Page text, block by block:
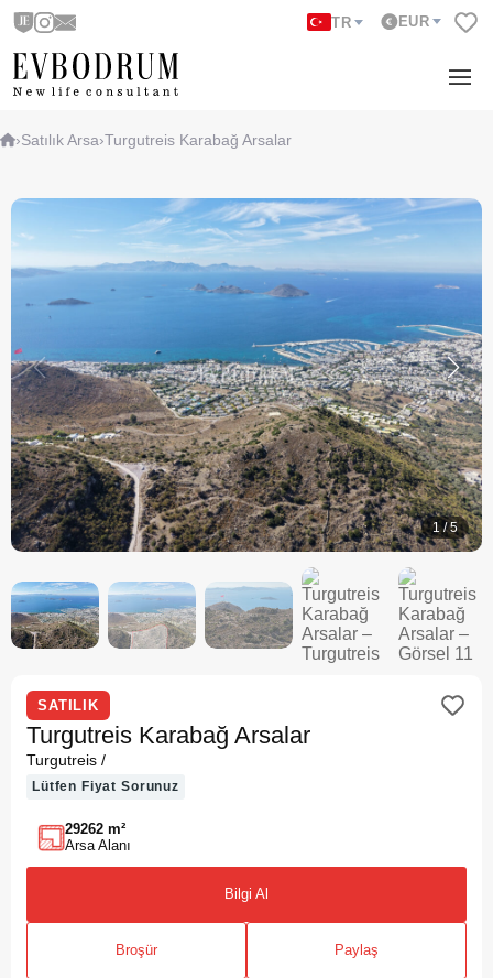
TR EUR
›Satılık Arsa›Turgutreis Karabağ Arsalar
1/5
SATILIK
Turgutreis Karabağ Arsalar
Turgutreis /
Lütfen Fiyat Sorunuz
29262 m²
Arsa Alanı
Bilgi Al
Broşür Paylaş